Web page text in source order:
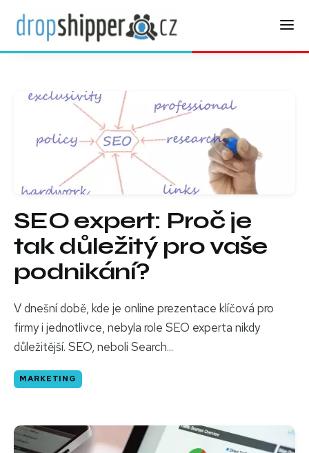
SEO expert: Proč je
tak důležitý pro vaše
podnikání?
V dnešní době, kde je online prezentace klíčová pro
firmy i jednotlivce, nebyla role SEO experta nikdy
důležitější. SEO, neboli Search...
MARKETING